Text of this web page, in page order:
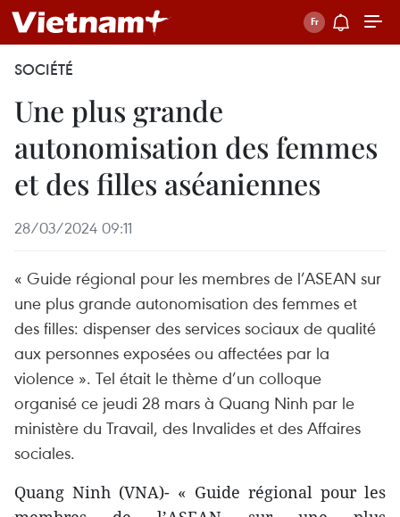
SOCIÉTÉ
Une plus grande
autonomisation des femmes
et des filles aséaniennes
28/03/2024 09:11
« Guide régional pour les membres de l’ASEAN sur
une plus grande autonomisation des femmes et
des filles: dispenser des services sociaux de qualité
aux personnes exposées ou affectées par la
violence ». Tel était le thème d’un colloque
organisé ce jeudi 28 mars à Quang Ninh par le
ministère du Travail, des Invalides et des Affaires
sociales.
Quang Ninh (VNA)- « Guide régional pour les